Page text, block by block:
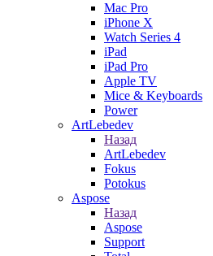
Mac Pro
iPhone X
Watch Series 4
iPad
iPad Pro
Apple TV
Mice & Keyboards
Power
ArtLebedev
Назад
ArtLebedev
Fokus
Potokus
Aspose
Назад
Aspose
Support